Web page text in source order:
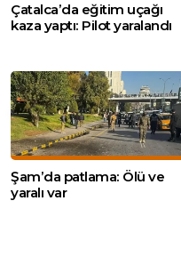
Çatalca’da eğitim uçağı
kaza yaptı: Pilot yaralandı
Şam’da patlama: Ölü ve
yaralı var